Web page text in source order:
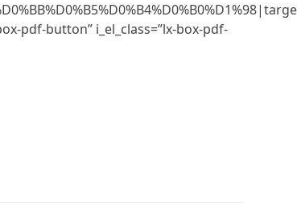
pdf-button” i_el_class=”lx-box-pdf-